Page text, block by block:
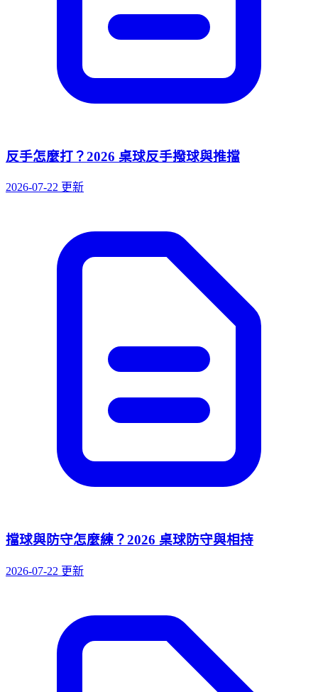
反手怎麼打？2026 桌球反手撥球與推擋
2026-07-22 更新
擋球與防守怎麼練？2026 桌球防守與相持
2026-07-22 更新